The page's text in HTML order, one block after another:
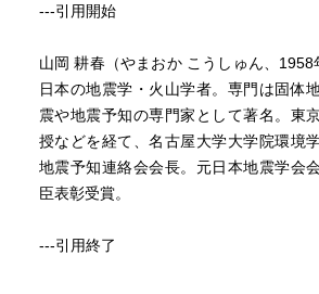
---引用開始
山岡 耕春（やまおか こうしゅん、1958
日本の地震学・火山学者。専門は固体
震や地震予知の専門家として著名。東
授などを経て、名古屋大学大学院環境
地震予知連絡会会長。元日本地震学
臣表彰受賞。
---引用終了